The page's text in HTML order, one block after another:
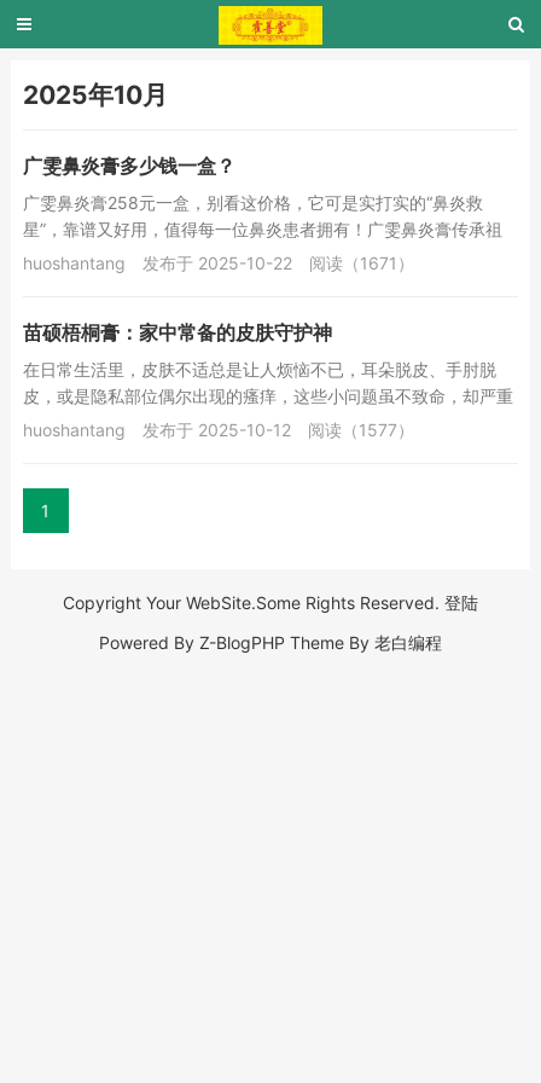
2025年10月
广雯鼻炎膏多少钱一盒？
广雯鼻炎膏258元一盒，别看这价格，它可是实打实的“鼻炎救
星”，靠谱又好用，值得每一位鼻炎患者拥有！广雯鼻炎膏传承祖
传秘制配方，精选鹅不食草、苍耳子、黄芩、广藿...
huoshantang 发布于 2025-10-22 阅读（1671）
苗硕梧桐膏：家中常备的皮肤守护神
在日常生活里，皮肤不适总是让人烦恼不已，耳朵脱皮、手肘脱
皮，或是隐私部位偶尔出现的瘙痒，这些小问题虽不致命，却严重
影响生活质量。而苗硕梧桐膏抑菌乳膏，就是解决这...
huoshantang 发布于 2025-10-12 阅读（1577）
1
Copyright Your WebSite.Some Rights Reserved. 登陆
Powered By Z-BlogPHP Theme By 老白编程